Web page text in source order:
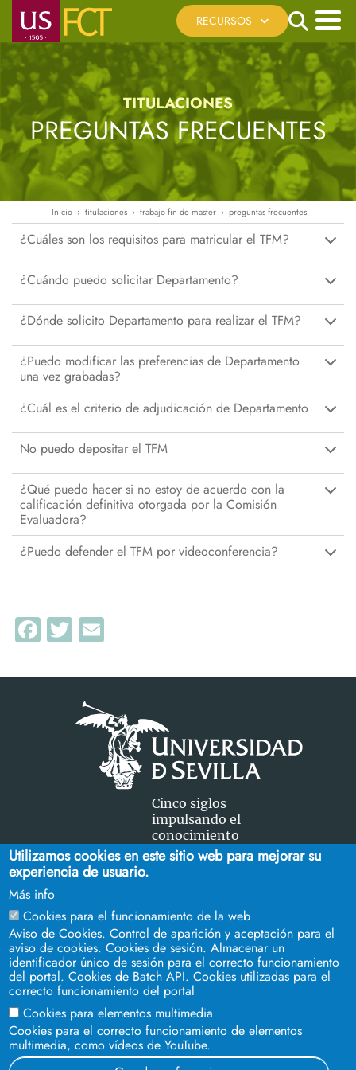
Pasar
contenido
principal
RECURSOS
Cita Previa
Registro Telemático
Sede Electrónica US
Reserva de Espacios
Recursos Virtuales
Ayúdanos a mejorar
Search
Menú
principal
TITULACIONES
PREGUNTAS FRECUENTES
Ruta
de
navegación
Inicio titulaciones trabajo fin de master preguntas frecuentes
¿Cuáles son los requisitos para matricular el TFM?
¿Cuándo puedo solicitar Departamento?
¿Dónde solicito Departamento para realizar el TFM?
¿Puedo modificar las preferencias de Departamento
una vez grabadas?
¿Cuál es el criterio de adjudicación de Departamento
No puedo depositar el TFM
¿Qué puedo hacer si no estoy de acuerdo con la
calificación definitiva otorgada por la Comisión
Evaluadora?
¿Puedo defender el TFM por videoconferencia?
Facebook
Twitter
Cinco siglos
impulsando el
conocimiento
FACULTAD DE CIENCIAS DEL TRABAJO
Campus Ramón y Cajal. C/ Enramadilla, 18 - Sevilla 41013.
Teléfonos:954 55 13 29- 954 55 13 36
Utilizamos cookies en este sitio web para mejorar su
experiencia de usuario.
Más info
Cookies para el funcionamiento de la web
Aviso de Cookies. Control de aparición y aceptación para el
aviso de cookies. Cookies de sesión. Almacenar un
identificador único de sesión para el correcto funcionamiento
del portal. Cookies de Batch API. Cookies utilizadas para el
correcto funcionamiento del portal
Cookies para elementos multimedia
Cookies para el correcto funcionamiento de elementos
multimedia, como vídeos de YouTube.